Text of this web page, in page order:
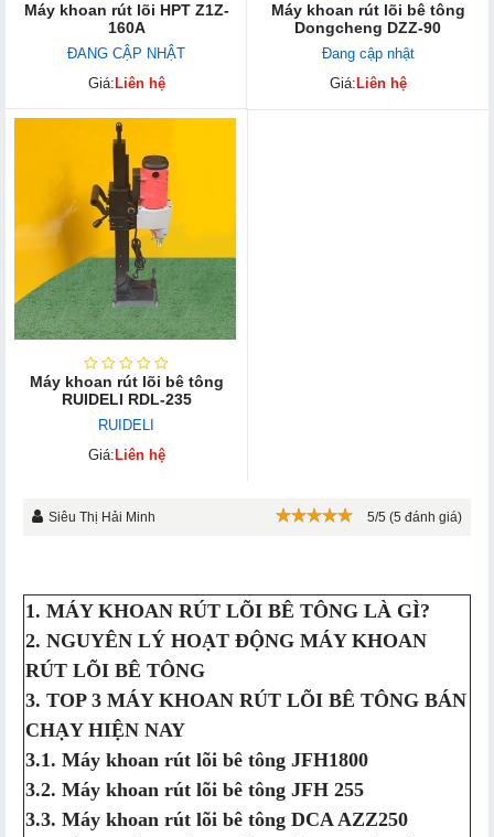
Máy khoan rút lõi HPT Z1Z-
160A
ĐANG CẬP NHẬT
Giá:Liên hệ
Máy khoan rút lõi bê tông
Dongcheng DZZ-90
Đang cập nhật
Giá:Liên hệ
Máy khoan rút lõi bê tông
RUIDELI RDL-235
RUIDELI
Giá:Liên hệ
Siêu Thị Hải Minh 5/5 (5 đánh giá)
1. MÁY KHOAN RÚT LÕI BÊ TÔNG LÀ GÌ?
2. NGUYÊN LÝ HOẠT ĐỘNG MÁY KHOAN
RÚT LÕI BÊ TÔNG
3. TOP 3 MÁY KHOAN RÚT LÕI BÊ TÔNG BÁN
CHẠY HIỆN NAY
3.1. Máy khoan rút lõi bê tông JFH18​00
3.2. Máy khoan rút lõi bê tông JFH 255
3.3. Máy khoan rút lõi bê tông DCA AZZ250